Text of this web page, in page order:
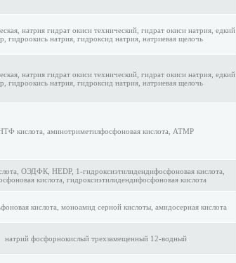
натрия гидрат окиси технический, гидрат окиси натрия, едкий
гидроокись натрия, гидроксид натрия, натриевая щелочь
натрия гидрат окиси технический, гидрат окиси натрия, едкий
гидроокись натрия, гидроксид натрия, натриевая щелочь
кислота, аминотриметилфосфоновая кислота, АТМР
ОЭДФК, HEDP, 1-гидроксиэтилидендифосфоновая кислота,
кислота, гидроксиэтилидендифосфоновая кислота
кислота, моноамид серной кислоты, амидосерная кислота
натрий фосфорнокислый трехзамещенный 12-водный